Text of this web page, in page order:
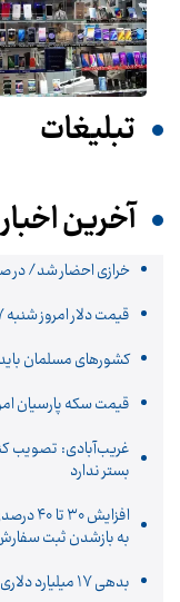
تبلیغات
آخرین اخبار
خرازی احضار شد/
قیمت دلار امروز شنبه 17 مرداد 1405 / جذابیت قیمت‌ها دلار را بالا کشید
کشورهای مسلمان
قیمت سکه پارسیان امروز شنبه
غریب‌آبادی: تصویب
بستر ندارد
به بازشدن ثبت
بدهی ١٧ میلیارد دلاری شرکت نفت به صندوق توسعه